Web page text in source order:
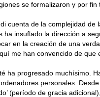
se formalizaron y por
cuenta de la complejidad
ha insuflado la dirección a
en la creación de una
me han convencido de que
ha progresado muchísimo.
personales.
(período de gracia